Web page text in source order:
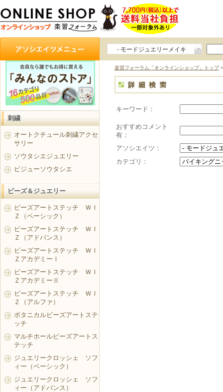
- モードジュエリーメイキ
楽習フォーラム「オンラインショップ」トップ>
キーワード：
おすすめコメント
有：
アソシエイツ：
カテゴリ：
刺繍
オートクチュール刺繍アクセ
サリー
ソウタシエジュエリー
ビジューソウタシエ
ビーズ＆ジュエリー
ビーズアートステッチ ＷＩ
Ｚ（ベーシック）
ビーズアートステッチ ＷＩ
Ｚ（アドバンス）
ビーズアートステッチ ＷＩ
ＺアカデミーⅠ
ビーズアートステッチ ＷＩ
ＺアカデミーⅡ
ビーズアートステッチ ＷＩ
Ｚ（アルファ）
ボタニカルビーズアートステ
ッチ
マルチホールビーズアートス
テッチ
ジュエリークロッシェ ソフ
ィー（ベーシック）
ジュエリークロッシェ ソフ
ィー（アドバンス）